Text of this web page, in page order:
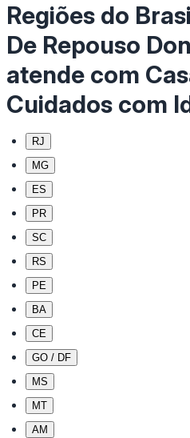
Regiões do
De Repouso
atende com
Cuidados com
RJ
MG
ES
PR
SC
RS
PE
BA
CE
GO / DF
MS
MT
AM